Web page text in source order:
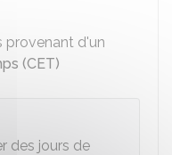
provenant d'un
(CET)
des jours de